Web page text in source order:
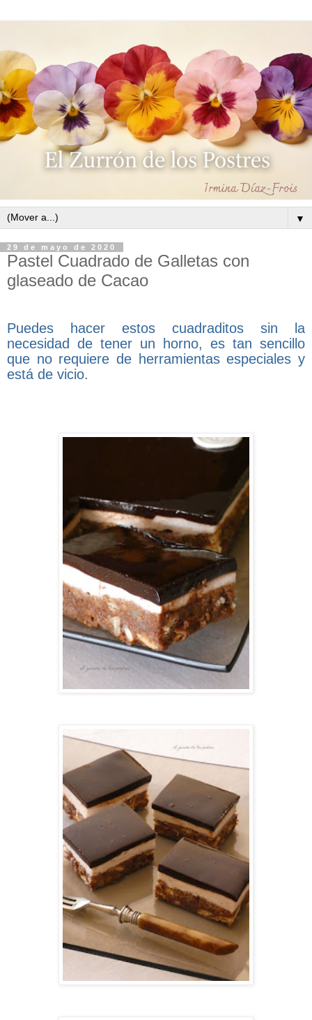
▼
29 de mayo de 2020
Pastel Cuadrado de Galletas con
glaseado de Cacao
Puedes hacer estos cuadraditos sin la
necesidad de tener un horno, es tan sencillo
que no requiere de herramientas especiales y
está de vicio.